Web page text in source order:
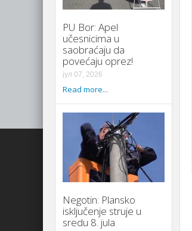
PU Bor: Apel
učesnicima u
saobraćaju da
povećaju oprez!
јул 07, 2026
Read more...
Negotin: Plansko
isključenje struje u
sredu 8. jula